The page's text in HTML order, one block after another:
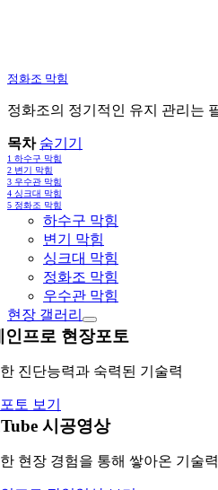
정화조 막힘
정화조의 정기적인 유지 관리는
목차 숨기기
1 하수구 막힘
2 변기 막힘
3 우수관 막힘
4 싱크대 막힘
5 정화조 막힘
하수구 막힘
변기 막힘
싱크대 막힘
정화조 막힘
우수관 막힘
현장 갤러리
인프로 현장포토
진단능력과 숙력된 기술력
토 보기
시공영상
현장 경험을 통해 쌓아온 기술력